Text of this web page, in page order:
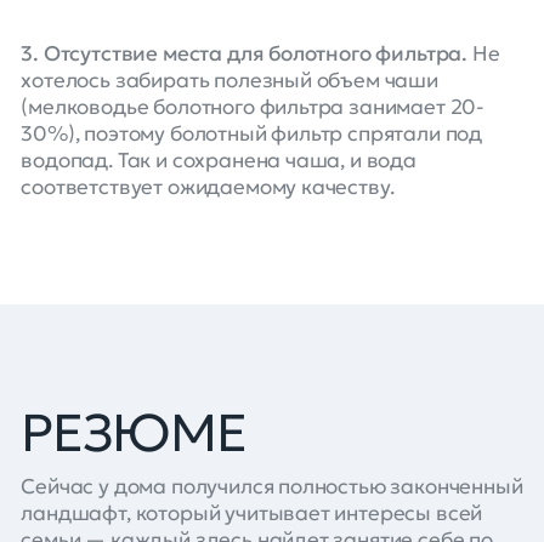
3. Отсутствие места для болотного фильтра. Не
хотелось забирать полезный объем чаши
(мелководье болотного фильтра занимает 20-
30%), поэтому болотный фильтр спрятали под
водопад. Так и сохранена чаша, и вода
соответствует ожидаемому качеству.
РЕЗЮМЕ
Сейчас у дома получился полностью законченный
ландшафт, который учитывает интересы всей